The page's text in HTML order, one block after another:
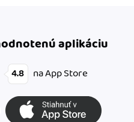
aplikáciu
4.8 na App Store